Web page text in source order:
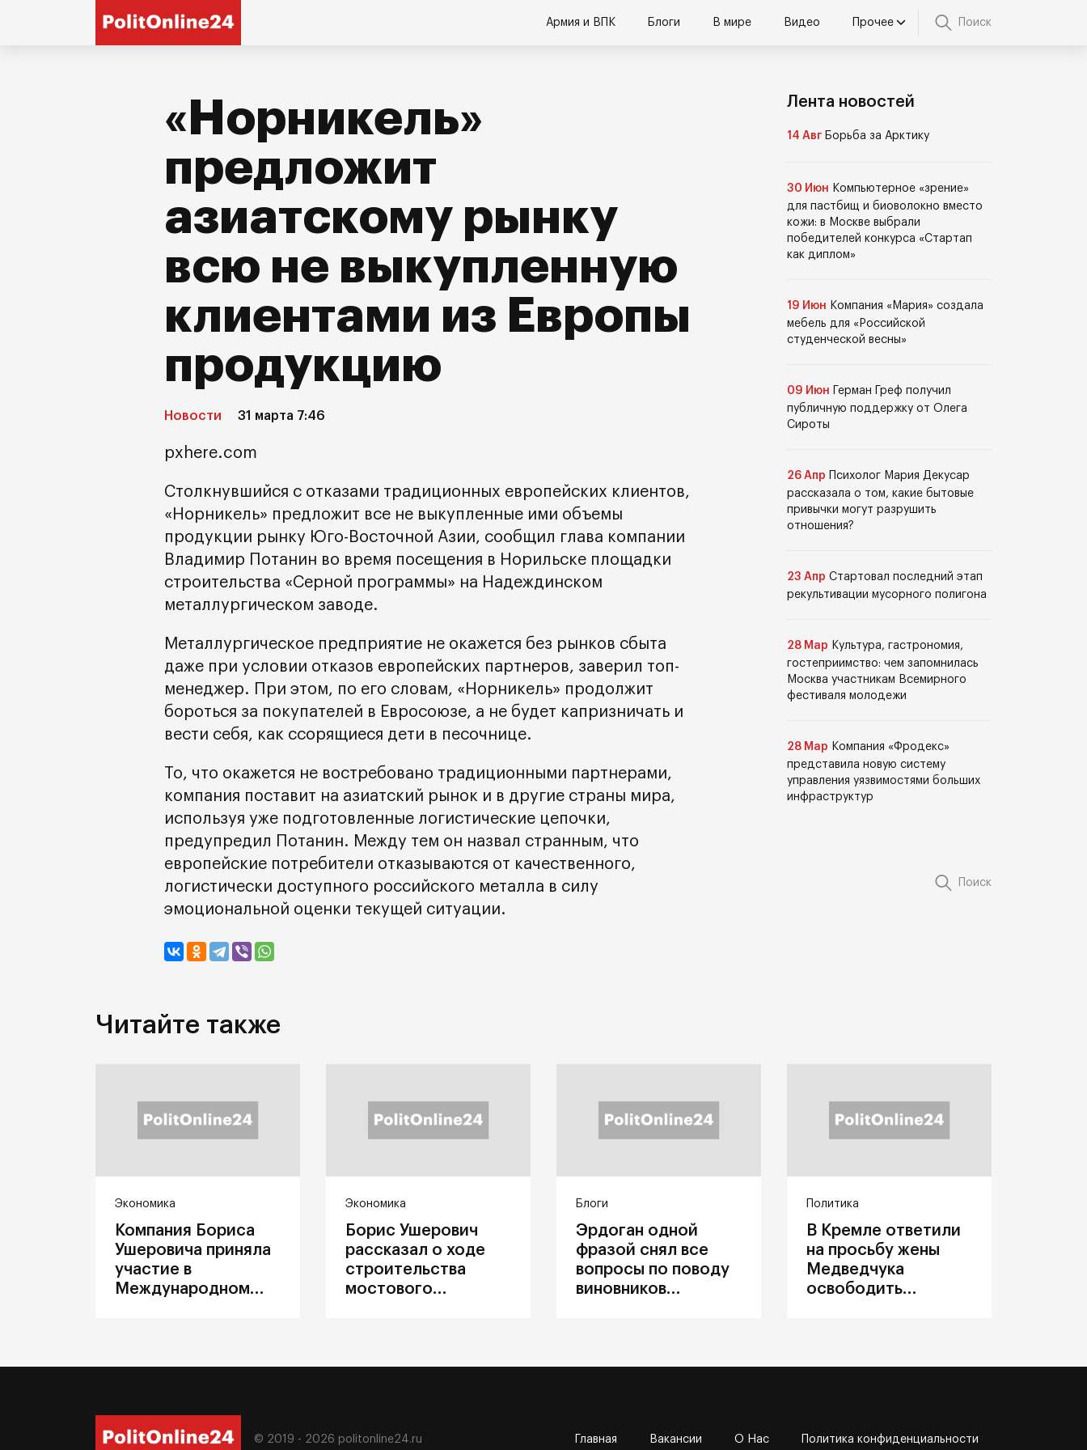
Армия и ВПК Блоги В мире Видео Прочее Поиск
«Норникель»
предложит
азиатскому рынку
всю не выкупленную
клиентами из Европы
продукцию
Новости 31 марта 7:46
pxhere.com
Столкнувшийся с отказами традиционных европейских клиентов,
«Норникель» предложит все не выкупленные ими объемы
продукции рынку Юго-Восточной Азии, сообщил глава компании
Владимир Потанин во время посещения в Норильске площадки
строительства «Серной программы» на Надеждинском
металлургическом заводе.
Металлургическое предприятие не окажется без рынков сбыта
даже при условии отказов европейских партнеров, заверил топ-
менеджер. При этом, по его словам, «Норникель» продолжит
бороться за покупателей в Евросоюзе, а не будет капризничать и
вести себя, как ссорящиеся дети в песочнице.
То, что окажется не востребовано традиционными партнерами,
компания поставит на азиатский рынок и в другие страны мира,
используя уже подготовленные логистические цепочки,
предупредил Потанин. Между тем он назвал странным, что
европейские потребители отказываются от качественного,
логистически доступного российского металла в силу
эмоциональной оценки текущей ситуации.
Лента новостей
14 Авг Борьба за Арктику
30 Июн Компьютерное «зрение»
для пастбищ и биоволокно вместо
кожи: в Москве выбрали
победителей конкурса «Стартап
как диплом»
19 Июн Компания «Мария» создала
мебель для «Российской
студенческой весны»
09 Июн
Герман Греф получил
публичную поддержку от Олега
Сироты
26 Апр
Психолог Мария Декусар
рассказала о том, какие бытовые
привычки могут разрушить
отношения?
23 Апр Стартовал последний этап
рекультивации мусорного полигона
28 Мар Культура, гастрономия,
гостеприимство: чем запомнилась
Москва участникам Всемирного
фестиваля молодежи
28 Мар Компания «Фродекс»
представила новую систему
управления уязвимостями больших
инфраструктур
Поиск
Читайте также
Экономика
Компания Бориса
Ушеровича приняла
участие в
Международном
Экономика
Борис Ушерович
рассказал о ходе
строительства
мостового
Блоги
Эрдоган одной
фразой снял все
вопросы по поводу
виновников
Политика
В Кремле ответили
на просьбу жены
Медведчука
освободить
© 2019 - 2026 politonline24.ru Главная Вакансии О Нас Политика конфиденциальности